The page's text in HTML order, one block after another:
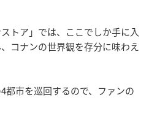
トア」では、ここでしか手に入
コナンの世界観を存分に味わえ
都市を巡回するので、ファンの